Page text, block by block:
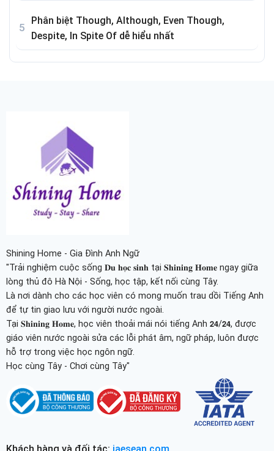
Phân biệt Though, Although, Even Though,
Despite, In Spite Of dễ hiểu nhất
Shining Home - Gia Đình Anh Ngữ
"Trải nghiệm cuộc sống 𝐃𝐮 𝐡𝐨̣𝐜 𝐬𝐢𝐧𝐡 tại 𝐒𝐡𝐢𝐧𝐢𝐧𝐠 𝐇𝐨𝐦𝐞 ngay giữa
lòng thủ đô Hà Nội - Sống, học tập, kết nối cùng Tây.
Là nơi dành cho các học viên có mong muốn trau dồi Tiếng Anh
để tự tin giao lưu với người nước ngoài.
Tại 𝐒𝐡𝐢𝐧𝐢𝐧𝐠 𝐇𝐨𝐦𝐞, học viên thoải mái nói tiếng Anh 𝟮𝟰/𝟮𝟰, được
giáo viên nước ngoài sửa các lỗi phát âm, ngữ pháp, luôn được
hỗ trợ trong việc học ngôn ngữ.
Học cùng Tây - Chơi cùng Tây"